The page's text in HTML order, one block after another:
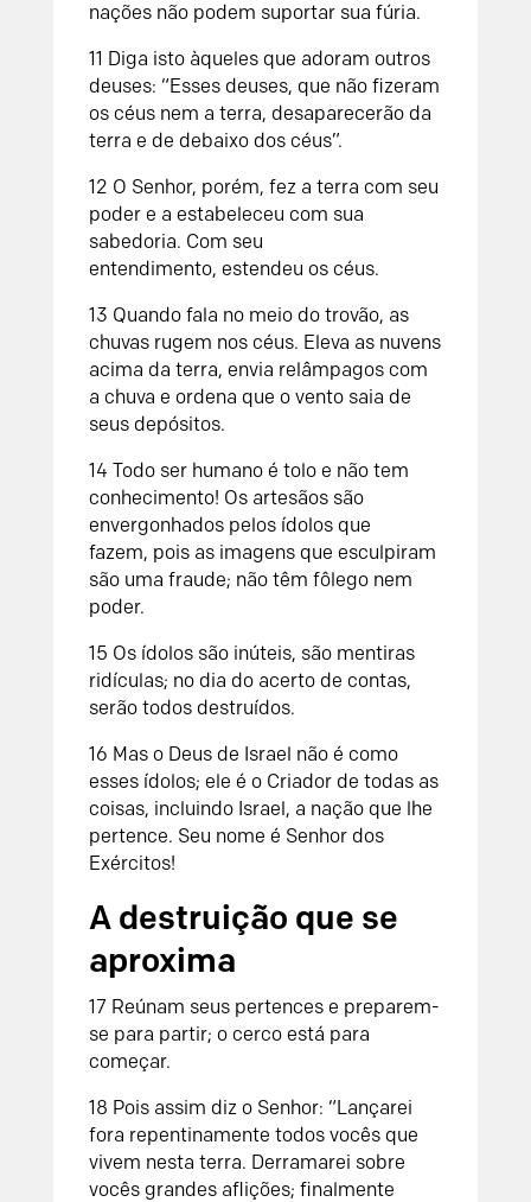
nações não podem suportar sua fúria.
11 Diga isto àqueles que adoram outros
deuses: “Esses deuses, que não fizeram
os céus nem a terra, desaparecerão da
terra e de debaixo dos céus”.
12 O Senhor, porém, fez a terra com seu
poder e a estabeleceu com sua
sabedoria. Com seu
entendimento, estendeu os céus.
13 Quando fala no meio do trovão, as
chuvas rugem nos céus. Eleva as nuvens
acima da terra, envia relâmpagos com
a chuva e ordena que o vento saia de
seus depósitos.
14 Todo ser humano é tolo e não tem
conhecimento! Os artesãos são
envergonhados pelos ídolos que
fazem, pois as imagens que esculpiram
são uma fraude; não têm fôlego nem
poder.
15 Os ídolos são inúteis, são mentiras
ridículas; no dia do acerto de contas,
serão todos destruídos.
16 Mas o Deus de Israel não é como
esses ídolos; ele é o Criador de todas as
coisas, incluindo Israel, a nação que lhe
pertence. Seu nome é Senhordos
Exércitos!
A destruição que se
aproxima
17 Reúnam seus pertences e preparem-
se para partir; o cerco está para
começar.
18 Pois assim diz o Senhor: “Lançarei
fora repentinamente todos vocês que
vivem nesta terra. Derramarei sobre
vocês grandes aflições; finalmente